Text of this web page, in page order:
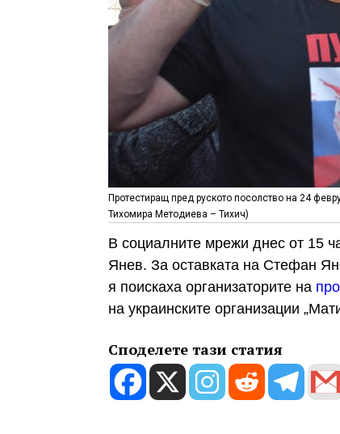
Протестиращ пред руското посолство на 24
Тихомира Методиева – Тихич)
В социалните мрежи днес от 15
Янев. За оставката на Стефан
я поискаха организаторите на
на украинските организации
Споделете тази статия